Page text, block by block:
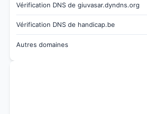
Vérification DNS de giuvasar.dyndns.org
Vérification DNS de handicap.be
Autres domaines